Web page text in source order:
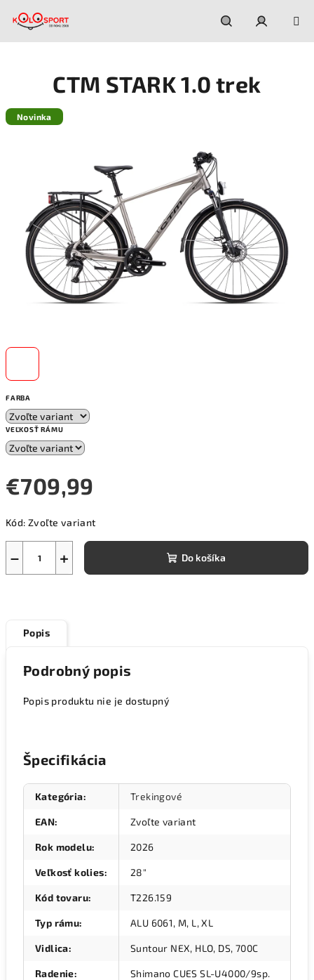
Hľadať
FARBA
VEĽKOSŤ RÁMU
€709,99
cena:
Kód: Zvoľte variant
+
− Do košíka
CTM STARK 1.0 trek
Novinka
Popis
Podrobný popis
Popis produktu nie je dostupný
Špecifikácia
Kategória: Trekingové
EAN: Zvoľte variant
Rok modelu: 2026
Veľkosť kolies: 28"
Kód tovaru: T226.159
Typ rámu: ALU 6061, M, L, XL
Vidlica: Suntour NEX, HLO, DS, 700C
Radenie: Shimano CUES SL-U4000/9sp.